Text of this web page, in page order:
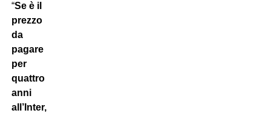
“Se è il
prezzo
da
pagare
per
quattro
anni
all’Inter,